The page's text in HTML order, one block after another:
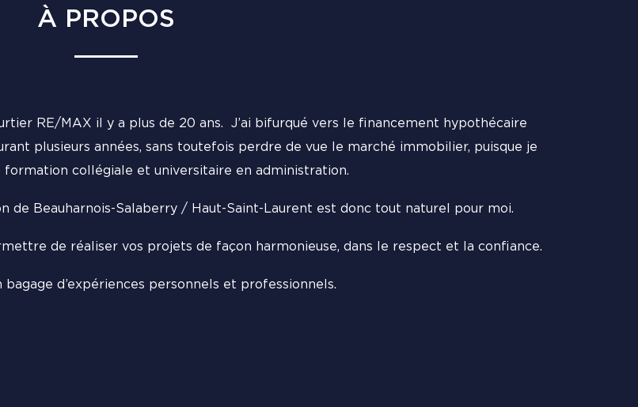
À PROPOS
RE/MAX il y a plus de 20 ans. J’ai bifurqué vers le financement hypothécaire
plusieurs années, sans toutefois perdre de vue le marché immobilier, puisque je
formation collégiale et universitaire en administration.
de Beauharnois-Salaberry / Haut-Saint-Laurent est donc tout naturel pour moi.
de réaliser vos projets de façon harmonieuse, dans le respect et la confiance.
d’expériences personnels et professionnels.